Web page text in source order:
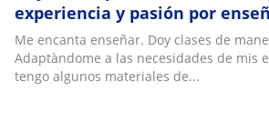
experiencia y pasión por
Me encanta enseñar. Doy clases de
Adaptàndome a las necesidades de mis
tengo algunos materiales de...